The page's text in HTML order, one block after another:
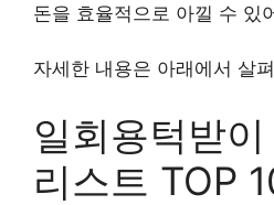
돈을 효율적으로 아낄 수 있
자세한 내용은 아래에서 살
일회용턱받
리스트 TOP